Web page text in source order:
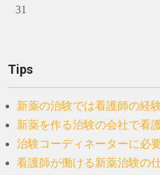
31
Tips
新薬の治験では看護師の経
新薬を作る治験の会社で看
治験コーディネーターに必
看護師が働ける新薬治験の